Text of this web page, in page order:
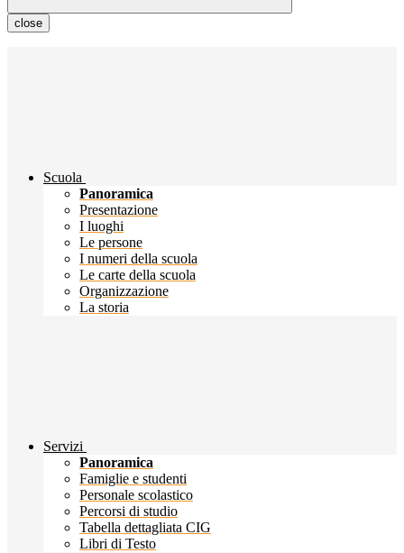
close
Scuola
Panoramica
Presentazione
I luoghi
Le persone
I numeri della scuola
Le carte della scuola
Organizzazione
La storia
Servizi
Panoramica
Famiglie e studenti
Personale scolastico
Percorsi di studio
Tabella dettagliata CIG
Libri di Testo